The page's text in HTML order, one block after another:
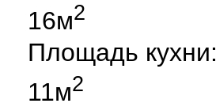
16м2
Площадь кухни:
11м2